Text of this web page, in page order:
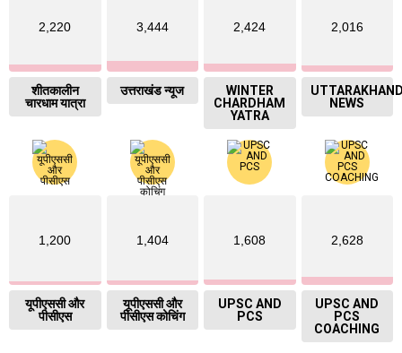
2,220
शीतकालीन
चारधाम यात्रा
3,444
उत्तराखंड न्यूज
2,424
WINTER
CHARDHAM
YATRA
2,016
NEWS
1,200
यूपीएससी और
पीसीएस
1,404
यूपीएससी और
पीसीएस कोचिंग
1,608
UPSC AND
PCS
2,628
UPSC AND
PCS
COACHING